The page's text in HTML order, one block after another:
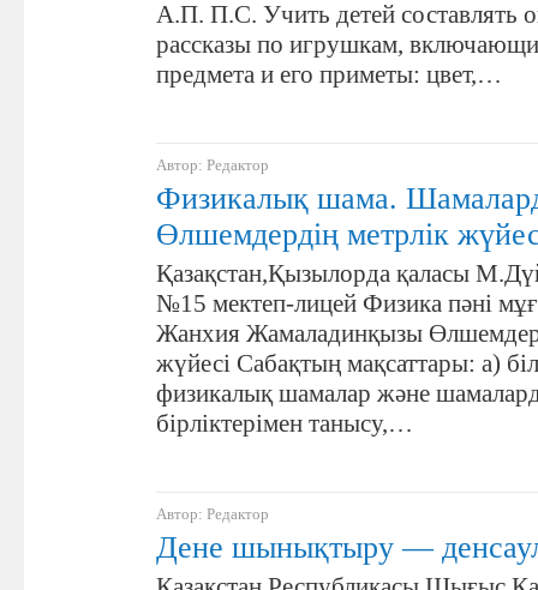
А.П. П.С. Учить детей составлять
рассказы по игрушкам,
предмета и его приметы: цвет,…
Автор: Редактор
Физикалық шама.
Өлшемдердің метрлік
Қазақстан,Қызылорда қаласы
№15 мектеп-лицей Физика пәні
Жанхия Жамаладинқызы
жүйесі Сабақтың мақсаттары: а)
физикалық шамалар және
бірліктерімен танысу,…
Автор: Редактор
Дене шынықтыру —